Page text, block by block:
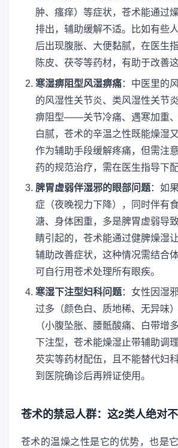
肿、瘙痒）等症状，苍术能通过
排出，辅助缓解不适。比如有些
后出现腹胀、大便黏腻，在医生
陈皮、茯苓等药材，有助于改善这
寒湿痹阻型风湿痹痛：中医里的
的风湿性关节炎、类风湿性关节
痹阻型——关节冷痛、遇寒加重
白腻，苍术的辛温之性既能燥湿
作为辅助手段缓解疼痛，但需注
药的规范治疗，需在医生指导下配
脾胃虚弱伴湿邪的眼部问题：如
症（夜晚视力下降），同时伴有
溏、身体困重，多是脾胃虚弱导
睛引起的，苍术能通过健脾燥湿
辅助改善症状，这种情况需结合
可自行用苍术处理所有眼疾。
寒湿下注型妇科问题：女性因湿
过多（颜色白、质地稀、无异味
（小腹坠胀、腰骶酸痛、白带增
下注型，苍术能燥湿止带辅助调
芡实等药材配伍，且不能替代妇
到医院确诊后再辨证使用。
苍术的禁忌人群：这2类人绝对
苍术的温燥之性是它的优势，也是